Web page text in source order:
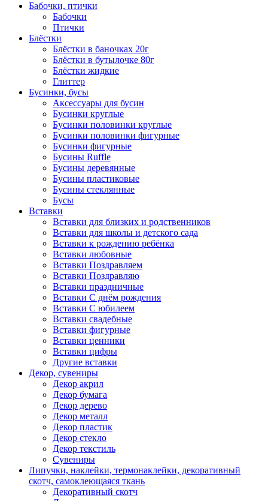
Бабочки, птички
Бабочки
Птички
Блёстки
Блёстки в баночках 20г
Блёстки в бутылочке 80г
Блёстки жидкие
Глиттер
Бусинки, бусы
Аксессуары для бусин
Бусинки круглые
Бусинки половинки круглые
Бусинки половинки фигурные
Бусинки фигурные
Бусины Ruffle
Бусины деревянные
Бусины пластиковые
Бусины стеклянные
Бусы
Вставки
Вставки для близких и родственников
Вставки для школы и детского сада
Вставки к рождению ребёнка
Вставки любовные
Вставки Поздравляем
Вставки Поздравляю
Вставки праздничные
Вставки С днём рождения
Вставки С юбилеем
Вставки свадебные
Вставки фигурные
Вставки ценники
Вставки цифры
Другие вставки
Декор, сувениры
Декор акрил
Декор бумага
Декор дерево
Декор металл
Декор пластик
Декор стекло
Декор текстиль
Сувениры
Липучки, наклейки, термонаклейки, декоративный
скотч, самоклеющаяся ткань
Декоративный скотч